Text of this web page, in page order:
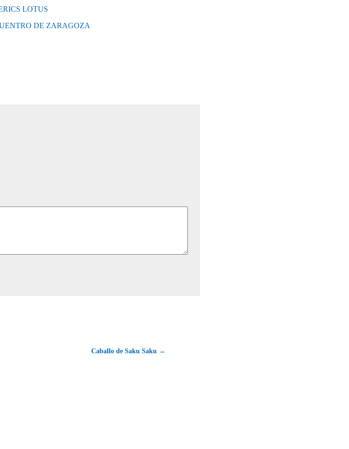
LOTUS
DE ZARAGOZA
Caballo de Saku Saku →